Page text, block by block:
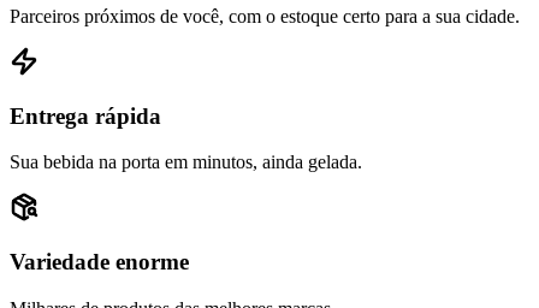
Parceiros próximos de você, com o estoque certo para a sua cidade.
Entrega rápida
Sua bebida na porta em minutos, ainda gelada.
Variedade enorme